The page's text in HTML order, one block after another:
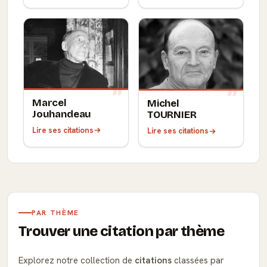
Marcel
Jouhandeau
Lire ses citations
Michel
TOURNIER
Lire ses citations
PAR THÈME
Trouver une citation par thème
Explorez notre collection de citations classées par